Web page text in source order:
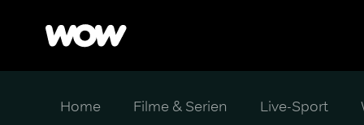
Home Filme & Serien Live-Sport